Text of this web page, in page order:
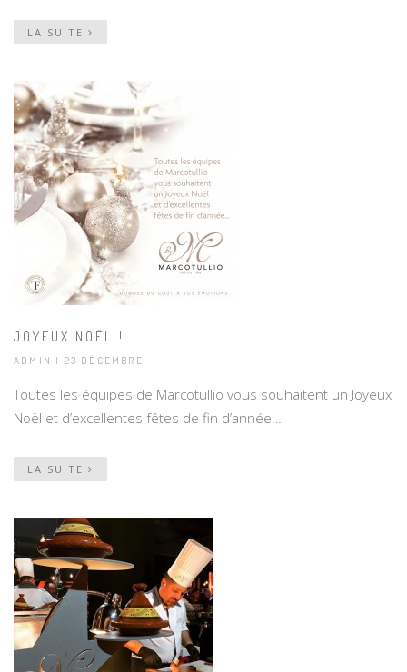
LA SUITE
JOYEUX NOËL !
ADMIN | 23 DÉCEMBRE
Toutes les équipes de Marcotullio vous souhaitent un Joyeux
Noël et d’excellentes fêtes de fin d’année…
LA SUITE